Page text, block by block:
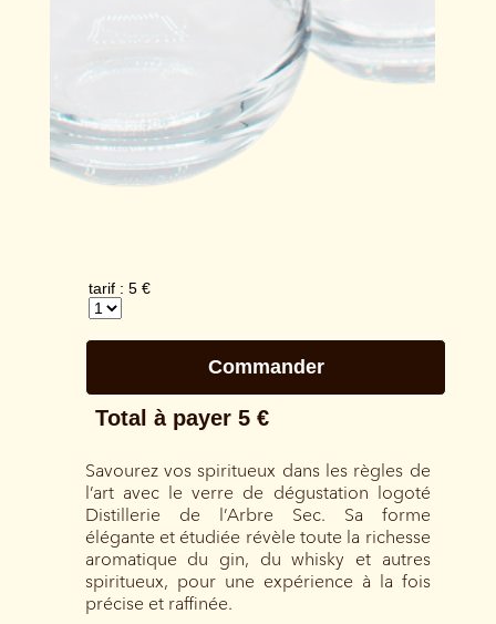
Savourez vos spiritueux dans les règles de
l’art avec le verre de dégustation logoté
Distillerie de l’Arbre Sec. Sa forme
élégante et étudiée révèle toute la richesse
aromatique du gin, du whisky et autres
spiritueux, pour une expérience à la fois
précise et raffinée.